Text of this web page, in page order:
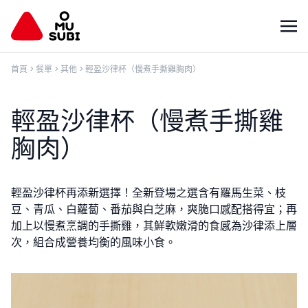
首頁 > 餐單 > 其他 > 輕盈沙律杯​（慢煮手撕雞胸肉）
輕盈沙律杯​（慢煮手撕雞
胸肉）
輕盈沙律杯再添新選擇！全新登場之選含有羅馬生菜、枝
豆、青瓜、白蘿蔔、番茄與白芝麻，爽脆口感配搭得宜；再
加上以慢煮烹調的手撕雞，其鮮軟嫩滑的食感為沙律添上層
次，組合成營養均衡的風味小食。